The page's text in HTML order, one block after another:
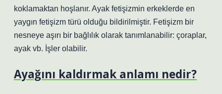
koklamaktan hoşlanır. Ayak fetişizmin erkeklerde en
yaygın fetişizm türü olduğu bildirilmiştir. Fetişizm bir
nesneye aşırı bir bağlılık olarak tanımlanabilir: çoraplar,
ayak vb. İşler olabilir.
Ayağını kaldırmak anlamı nedir?